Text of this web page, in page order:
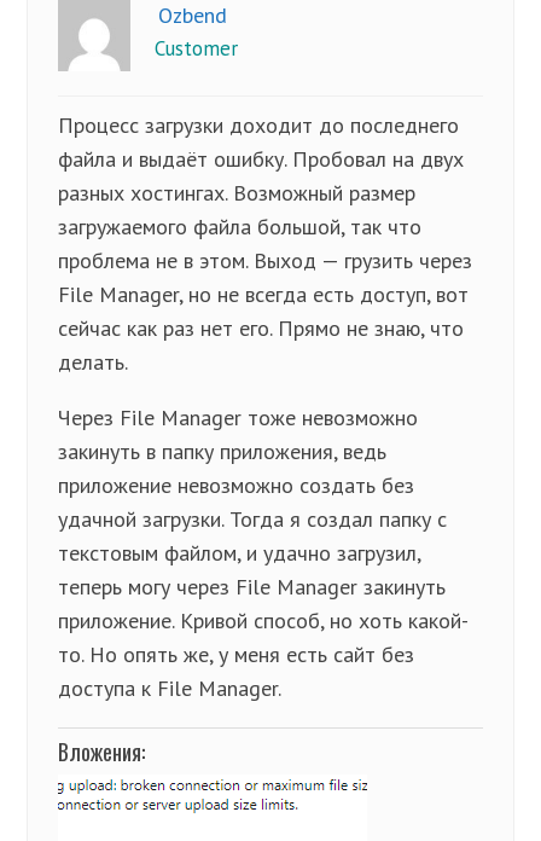
Ozbend
Customer
Процесс загрузки доходит до последнего
файла и выдаёт ошибку. Пробовал на двух
разных хостингах. Возможный размер
загружаемого файла большой, так что
проблема не в этом. Выход — грузить через
File Manager, но не всегда есть доступ, вот
сейчас как раз нет его. Прямо не знаю, что
делать.
Через File Manager тоже невозможно
закинуть в папку приложения, ведь
приложение невозможно создать без
удачной загрузки. Тогда я создал папку с
текстовым файлом, и удачно загрузил,
теперь могу через File Manager закинуть
приложение. Кривой способ, но хоть какой-
то. Но опять же, у меня есть сайт без
доступа к File Manager.
Вложения: